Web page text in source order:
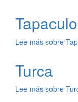
Lee más sobre
Turca
Lee más sobre